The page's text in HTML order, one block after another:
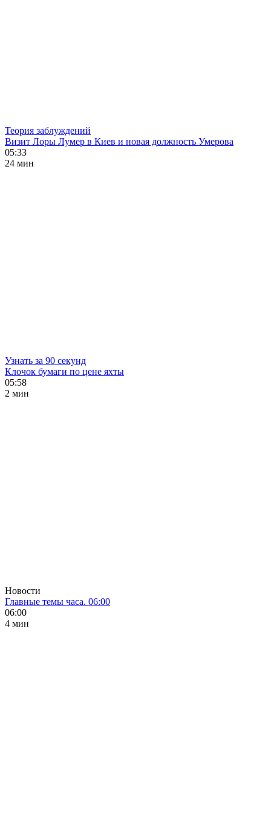
Теория заблуждений
Визит Лоры Лумер в Киев и новая должность Умерова
05:33
24 мин
Узнать за 90 секунд
Клочок бумаги по цене яхты
05:58
2 мин
Новости
Главные темы часа. 06:00
06:00
4 мин